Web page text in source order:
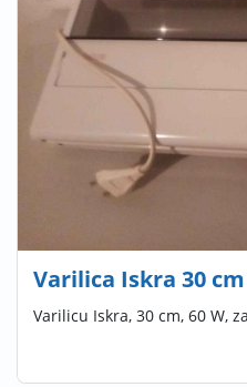
Varilica Iskra 30 cm
Varilicu Iskra, 30 cm, 60 W,